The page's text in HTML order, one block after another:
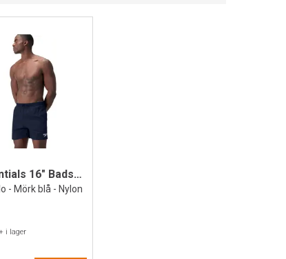
Essentials 16" Badshorts
- Mörk blå - Nylon
i lager